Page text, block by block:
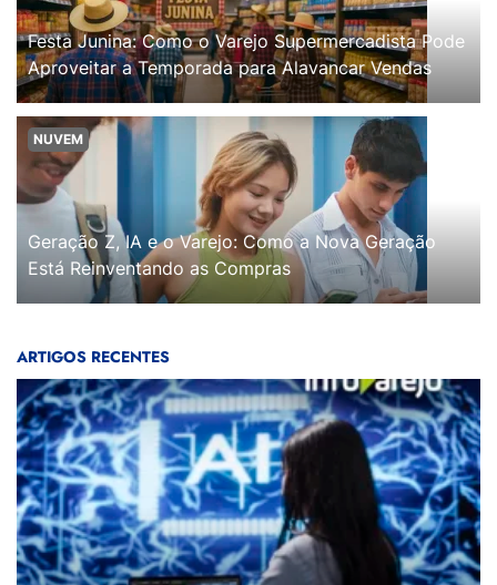
Festa Junina: Como o Varejo Supermercadista Pode
Aproveitar a Temporada para Alavancar Vendas
NUVEM
Geração Z, IA e o Varejo: Como a Nova Geração
Está Reinventando as Compras
ARTIGOS RECENTES